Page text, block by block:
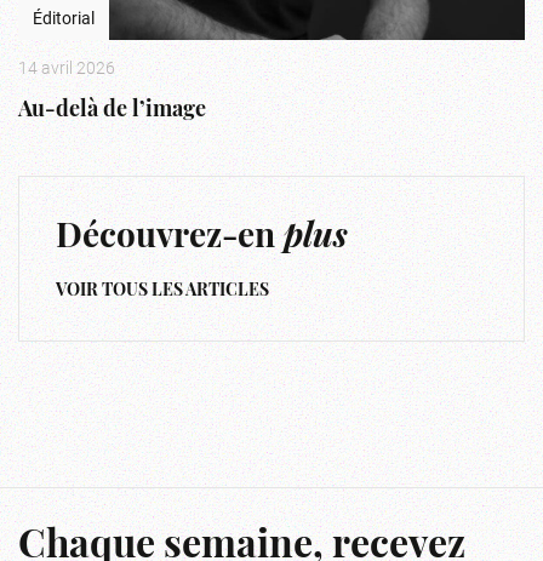
Éditorial
14 avril 2026
Au-delà de l’image
Découvrez-enplus
VOIR TOUS LES ARTICLES
Chaque semaine, recevez